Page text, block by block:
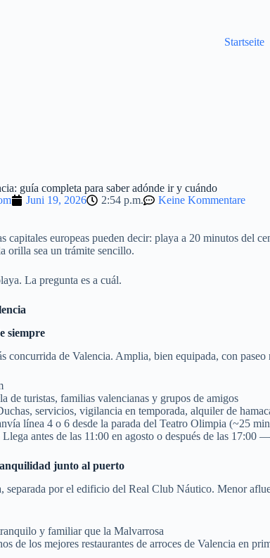
Startseite
guía completa para saber adónde ir y cuándo
Juni 19, 2026 2:54 p.m. Keine Kommentare
capitales europeas pueden decir: playa a 20 minutos del
orilla sea un trámite sencillo.
La pregunta es a cuál.
siempre
concurrida de Valencia. Amplia, bien equipada, con
turistas, familias valencianas y grupos de amigos
servicios, vigilancia en temporada, alquiler de
línea 4 o 6 desde la parada del Teatro Olimpia (~25
antes de las 11:00 en agosto o después de las 17:00
junto al puerto
separada por el edificio del Real Club Náutico. Menor
y familiar que la Malvarrosa
de los mejores restaurantes de arroces de Valencia en